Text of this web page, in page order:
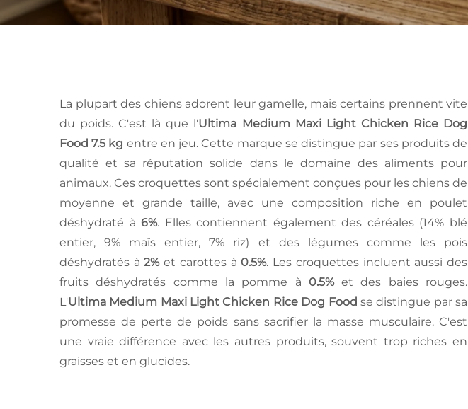
La plupart des chiens adorent leur gamelle, mais certains prennent vite
du poids. C'est là que l'Ultima Medium Maxi Light Chicken Rice Dog
Food 7.5 kg entre en jeu. Cette marque se distingue par ses produits de
qualité et sa réputation solide dans le domaine des aliments pour
animaux. Ces croquettes sont spécialement conçues pour les chiens de
moyenne et grande taille, avec une composition riche en poulet
déshydraté à 6%. Elles contiennent également des céréales (14% blé
entier, 9% maïs entier, 7% riz) et des légumes comme les pois
déshydratés à2%et carottes à 0.5%. Les croquettes incluent aussi des
fruits déshydratés comme la pomme à 0.5%et des baies rouges.
L'Ultima Medium Maxi Light Chicken Rice Dog Food se distingue par sa
promesse de perte de poids sans sacrifier la masse musculaire. C'est
une vraie différence avec les autres produits, souvent trop riches en
graisses et en glucides.